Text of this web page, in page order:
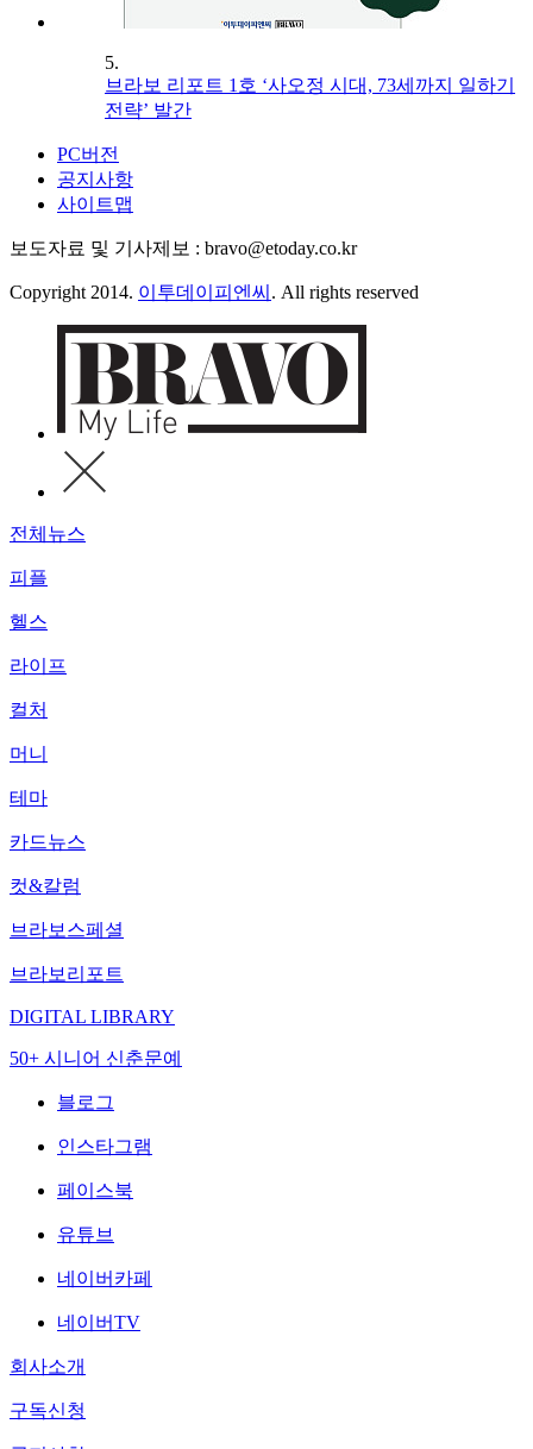
5.
브라보 리포트 1호 ‘사오정 시대, 73세까지 일하기
전략’ 발간
PC버전
공지사항
사이트맵
보도자료 및 기사제보 : bravo@etoday.co.kr
Copyright 2014. 이투데이피엔씨 . All rights reserved
전체뉴스
피플
헬스
라이프
컬처
머니
테마
카드뉴스
컷&칼럼
브라보스페셜
브라보리포트
DIGITAL LIBRARY
50+ 시니어 신춘문예
블로그
인스타그램
페이스북
유튜브
네이버카페
네이버TV
회사소개
구독신청